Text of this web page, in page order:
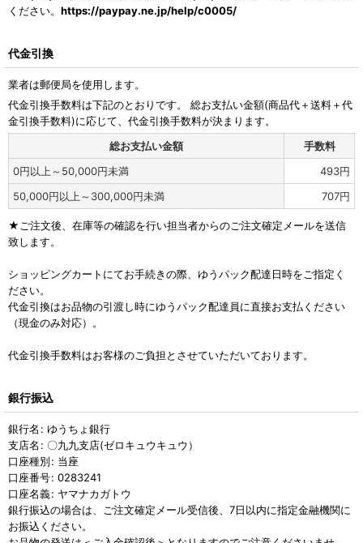
ください。 https://paypay.ne.jp/help/c0005/
代金引換
業者は郵便局を使用します。
代金引換手数料は下記のとおりです。 総お支払い金額(商品代＋送料＋代
金引換手数料)に応じて、代金引換手数料が決まります。
総お支払い金額
手数料
0円以上～50,000円未満 493円
50,000円以上～300,000円未満 707円
★ご注文後、在庫等の確認を行い担当者からのご注文確定メールを送信
致します。
ショッピングカートにてお手続きの際、ゆうパック配達日時をご指定く
ださい。
代金引換はお品物の引渡し時にゆうパック配達員に直接お支払ください
（現金のみ対応）。
代金引換手数料はお客様のご負担とさせていただいております。
銀行振込
銀行名 : ゆうちょ銀行
支店名 : 〇九九支店(ゼロキュウキュウ）
口座種別: 当座
口座番号: 0283241
口座名義: ヤマナカガトウ
銀行振込の場合は、ご注文確定メール受信後、7日以内に指定金融機関に
お振込ください。